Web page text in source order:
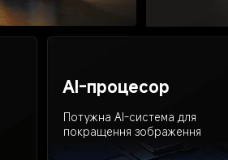
AI-процесор
Потужна AI-система для
покращення зображення